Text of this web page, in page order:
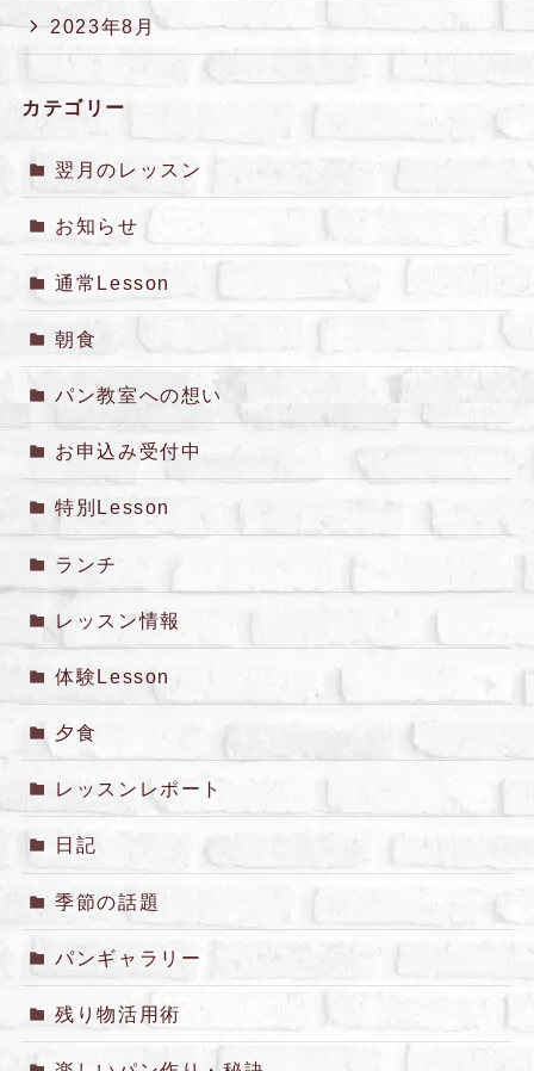
2023年8月
カテゴリー
翌月のレッスン
お知らせ
通常Lesson
朝食
パン教室への想い
お申込み受付中
特別Lesson
ランチ
レッスン情報
体験Lesson
夕食
レッスンレポート
日記
季節の話題
パンギャラリー
残り物活用術